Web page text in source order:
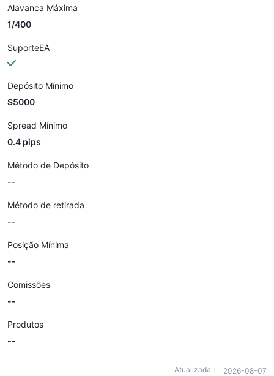
Alavanca Máxima
1/400
SuporteEA
Depósito Mínimo
$5000
Spread Mínimo
0.4 pips
Método de Depósito
--
Método de retirada
--
Posição Mínima
--
Comissões
--
Produtos
--
Atualizada： 2026-08-07